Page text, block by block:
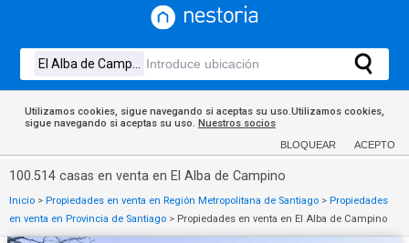
Utilizamos cookies, sigue navegando si aceptas su uso.Utilizamos cookies,
sigue navegando si aceptas su uso. Nuestros socios
BLOQUEAR ACEPTO
100.514 casas en venta en El Alba de Campino
Inicio > Propiedades en venta en Región Metropolitana de Santiago > Propiedades
en venta en Provincia de Santiago > Propiedades en venta en El Alba de Campino